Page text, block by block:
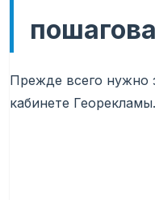
Прежде всего нужно
кабинете Георекламы.